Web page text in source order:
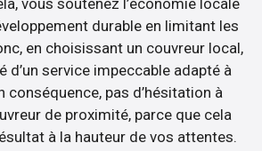
vous soutenez l’économie locale
durable en limitant les
en choisissant un couvreur local,
d’un service impeccable adapté à
conséquence, pas d’hésitation à
de proximité, parce que cela
à la hauteur de vos attentes.